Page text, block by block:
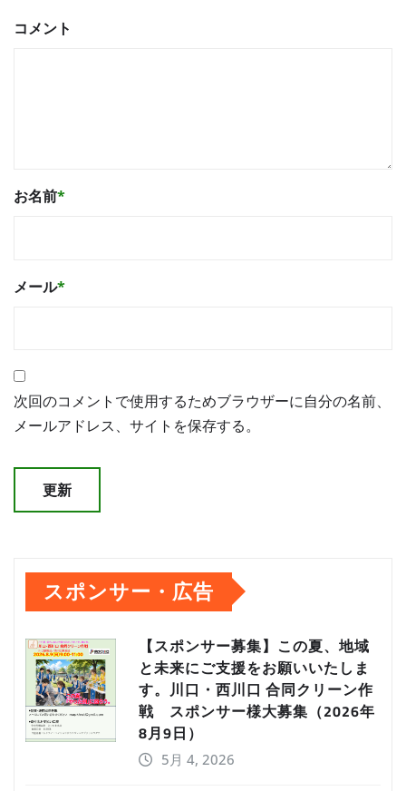
コメント
お名前*
メール*
次回のコメントで使用するためブラウザーに自分の名前、
メールアドレス、サイトを保存する。
スポンサー・広告
【スポンサー募集】この夏、地域
と未来にご支援をお願いいたしま
す。川口・西川口 合同クリーン作
戦 スポンサー様大募集（2026年
8月9日）
5月 4, 2026